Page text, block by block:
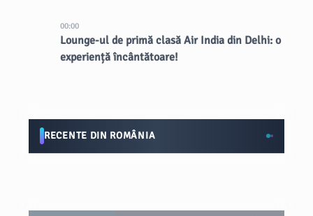
00:00
Lounge-ul de primă clasă Air India din Delhi: o
experiență încântătoare!
RECENTE DIN ROMÂNIA